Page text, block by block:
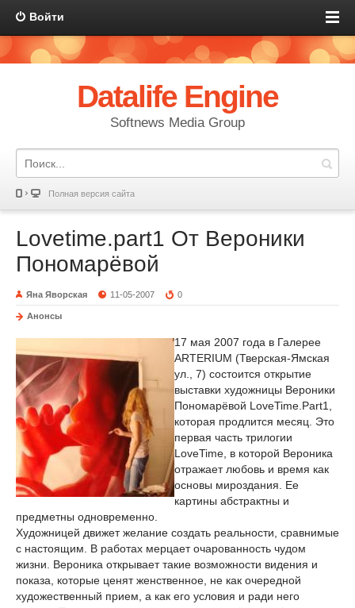
Войти
Datalife Engine
Softnews Media Group
Полная версия сайта
Lovetime.part1 От Вероники
Пономарёвой
Яна Яворская 11-05-2007 0
Анонсы
17 мая 2007 года в Галерее
ARTERIUM (Тверская-Ямская
ул., 7) состоится открытие
выставки художницы Вероники
Пономарёвой LoveTime.Part1,
которая продлится месяц. Это
первая часть трилогии
LoveTime, в которой Вероника
отражает любовь и время как
основы мироздания. Ее
картины абстрактны и
предметны одновременно.
Художницей движет желание создать реальности, сравнимые
с настоящим. В работах мерцает очарованность чудом
жизни. Вероника открывает такие возможности видения и
показа, которые ценят женственное, не как очередной
художественный прием, а как его условия и ради него